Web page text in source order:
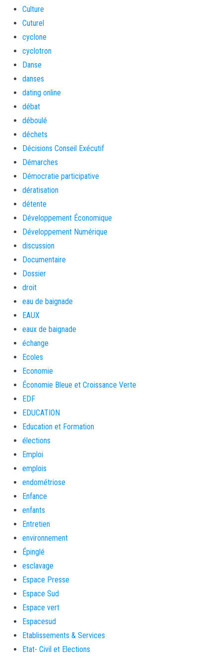
Culture
Cuturel
cyclone
cyclotron
Danse
danses
dating online
débat
déboulé
déchets
Décisions Conseil Exécutif
Démarches
Démocratie participative
dératisation
détente
Développement Économique
Développement Numérique
discussion
Documentaire
Dossier
droit
eau de baignade
EAUX
eaux de baignade
échange
Ecoles
Economie
Économie Bleue et Croissance Verte
EDF
EDUCATION
Education et Formation
élections
Emploi
emplois
endométriose
Enfance
enfants
Entretien
environnement
Épinglé
esclavage
Espace Presse
Espace Sud
Espace vert
Espacesud
Etablissements & Services
Etat- Civil et Elections